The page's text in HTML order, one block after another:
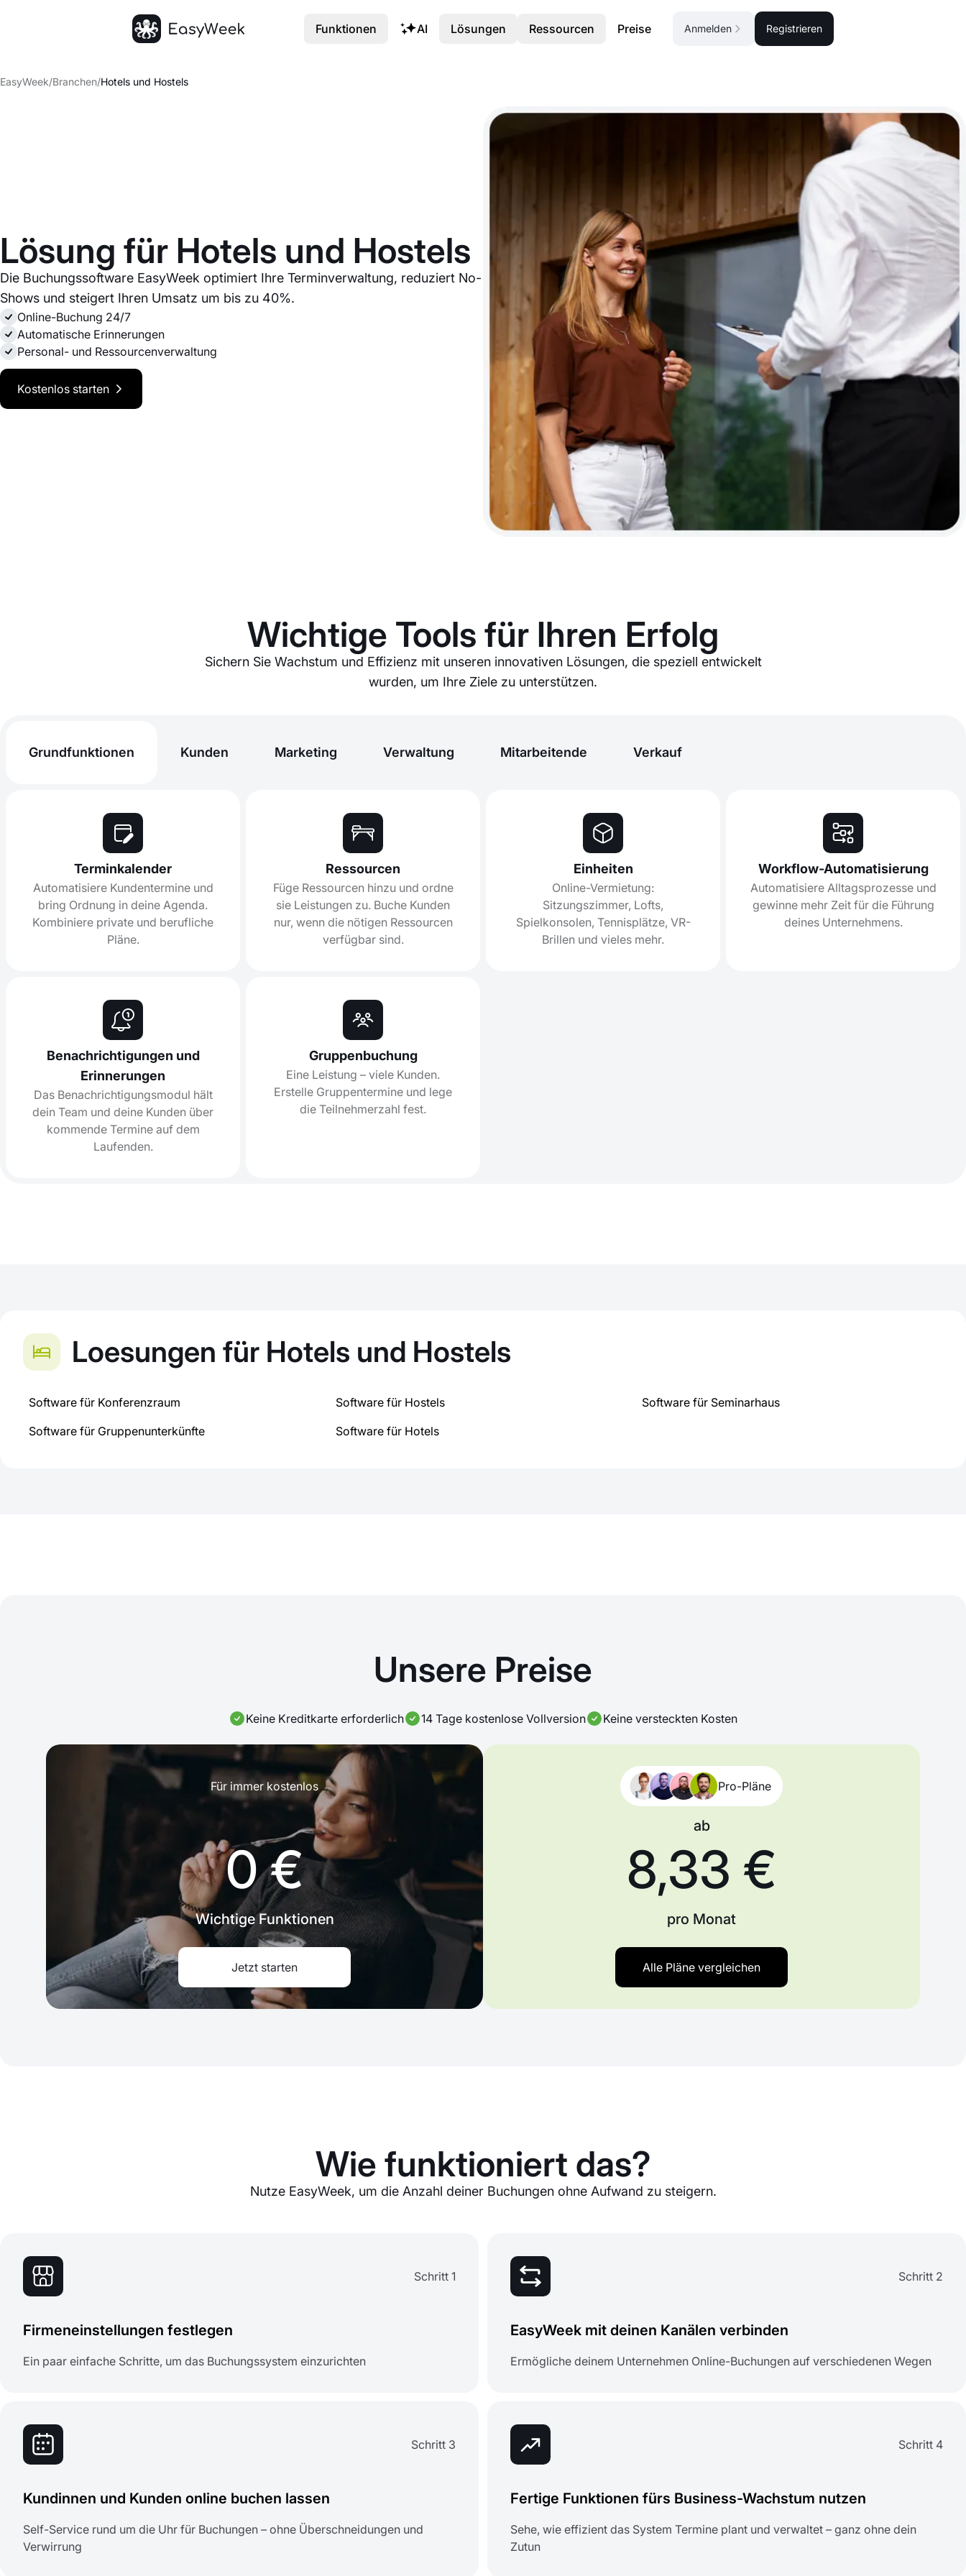
EasyWeek/Branchen/Hotels und Hostels
Lösung für Hotels und Hostels
Die Buchungssoftware EasyWeek optimiert Ihre Terminverwaltung, reduziert No-
Shows und steigert Ihren Umsatz um bis zu 40%.
Online-Buchung 24/7
Automatische Erinnerungen
Personal- und Ressourcenverwaltung
Kostenlos starten
Wichtige Tools für Ihren Erfolg
Sichern Sie Wachstum und Effizienz mit unseren innovativen Lösungen, die speziell entwickelt
wurden, um Ihre Ziele zu unterstützen.
Grundfunktionen Kunden Marketing Verwaltung Mitarbeitende Verkauf
Terminkalender
Automatisiere Kundentermine und
bring Ordnung in deine Agenda.
Kombiniere private und berufliche
Pläne.
Ressourcen
Füge Ressourcen hinzu und ordne
sie Leistungen zu. Buche Kunden
nur, wenn die nötigen Ressourcen
verfügbar sind.
Einheiten
Online-Vermietung:
Sitzungszimmer, Lofts,
Spielkonsolen, Tennisplätze, VR-
Brillen und vieles mehr.
Workflow-Automatisierung
Automatisiere Alltagsprozesse und
gewinne mehr Zeit für die Führung
deines Unternehmens.
Benachrichtigungen und
Erinnerungen
Das Benachrichtigungsmodul hält
dein Team und deine Kunden über
kommende Termine auf dem
Laufenden.
Gruppenbuchung
Eine Leistung – viele Kunden.
Erstelle Gruppentermine und lege
die Teilnehmerzahl fest.
Loesungen für Hotels und Hostels
Software für Konferenzraum
Software für Gruppenunterkünfte
Software für Hostels
Software für Hotels
Software für Seminarhaus
Unsere Preise
Keine Kreditkarte erforderlich 14 Tage kostenlose Vollversion Keine versteckten Kosten
Für immer kostenlos
0 €
Wichtige Funktionen
Jetzt starten
Pro-Pläne
ab
8,33 €
pro Monat
Alle Pläne vergleichen
Wie funktioniert das?
Nutze EasyWeek, um die Anzahl deiner Buchungen ohne Aufwand zu steigern.
Schritt 1
Firmeneinstellungen festlegen
Ein paar einfache Schritte, um das Buchungssystem einzurichten
Schritt 2
EasyWeek mit deinen Kanälen verbinden
Ermögliche deinem Unternehmen Online-Buchungen auf verschiedenen Wegen
Schritt 3
Kundinnen und Kunden online buchen lassen
Self-Service rund um die Uhr für Buchungen – ohne Überschneidungen und
Verwirrung
Schritt 4
Fertige Funktionen fürs Business-Wachstum nutzen
Sehe, wie effizient das System Termine plant und verwaltet – ganz ohne dein
Zutun
Funktionen AI Lösungen Ressourcen Preise Anmelden Registrieren